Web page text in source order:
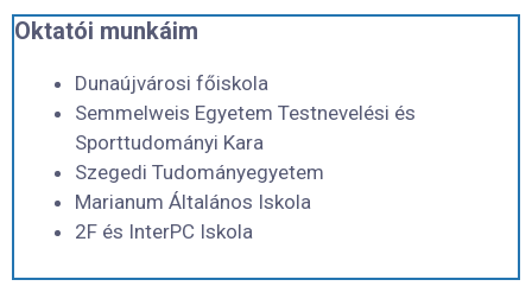
Oktatói munkáim
Dunaújvárosi főiskola
Semmelweis Egyetem Testnevelési és
Sporttudományi Kara
Szegedi Tudományegyetem
Marianum Általános Iskola
2F és InterPC Iskola